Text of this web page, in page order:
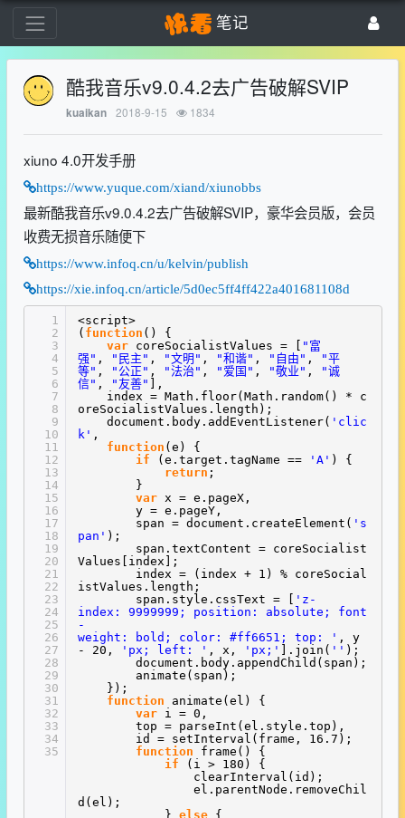
笔记
酷我音乐v9.0.4.2去广告破解SVIP
kuaikan 2018-9-15 1834
xiuno 4.0开发手册
https://www.yuque.com/xiand/xiunobbs
最新酷我音乐v9.0.4.2去广告破解SVIP，豪华会员版，会员
收费无损音乐随便下
https://www.infoq.cn/u/kelvin/publish
https://xie.infoq.cn/article/5d0ec5ff4ff422a401681108d
1
2
3
4
5
6
7
8
9
10
11
12
13
14
15
16
17
18
19
20
21
22
23
24
25
26
27
28
29
30
31
32
33
34
35
<script>
( function () {
var
coreSocialistValues = [
"富
强" , "民主" , "文明" , "和谐" , "自由" ,
"平
等" , "公正" , "法治" , "爱国" , "敬业" ,
"诚
信" , "友善" ],
index = Math.floor(Math.random() * c
oreSocialistValues.length);
document.body.addEventListener( 'clic
k' ,
function (e) {
if
(e.target.tagName == 'A' ) {
return ;
}
var x = e.pageX,
y = e.pageY,
span = document.createElement( 's
pan' );
span.textContent = coreSocialist
Values[index];
index = (index + 1) % coreSocial
istValues.length;
span.style.cssText = [
'z-
index: 9999999; position: absolute; font
-
weight: bold; color: #ff6651; top: ' , y
- 20,
'px; left: ' , x, 'px;' ].join( '' );
document.body.appendChild(span);
animate(span);
});
function
animate(el) {
var
i = 0,
top = parseInt(el.style.top),
id = setInterval(frame, 16.7);
function
frame() {
if
(i > 180) {
clearInterval(id);
el.parentNode.removeChil
d(el);
} else
{